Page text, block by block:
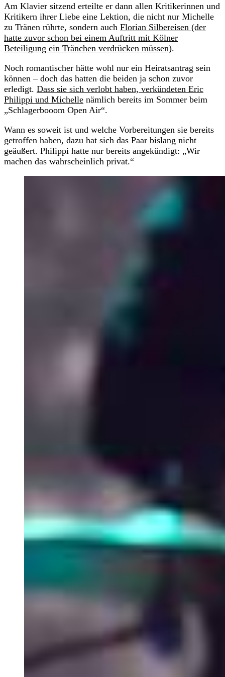
Am Klavier sitzend erteilte er dann allen Kritikerinnen und
Kritikern ihrer Liebe eine Lektion, die nicht nur Michelle
zu Tränen rührte, sondern auch Florian Silbereisen (der
hatte zuvor schon bei einem Auftritt mit Kölner
Beteiligung ein Tränchen verdrücken müssen).
Noch romantischer hätte wohl nur ein Heiratsantrag sein
können – doch das hatten die beiden ja schon zuvor
erledigt. Dass sie sich verlobt haben, verkündeten Eric
Philippi und Michelle nämlich bereits im Sommer beim
„Schlagerbooom Open Air“.
Wann es soweit ist und welche Vorbereitungen sie bereits
getroffen haben, dazu hat sich das Paar bislang nicht
geäußert. Philippi hatte nur bereits angekündigt: „Wir
machen das wahrscheinlich privat.“